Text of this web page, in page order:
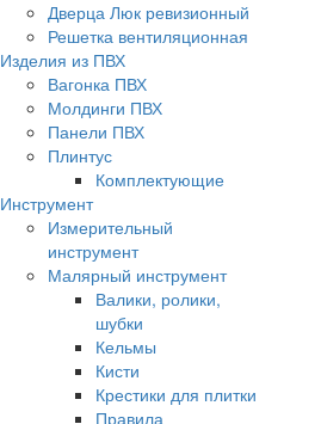
Дверца Люк ревизионный
Решетка вентиляционная
Изделия из ПВХ
Вагонка ПВХ
Молдинги ПВХ
Панели ПВХ
Плинтус
Комплектующие
Инструмент
Измерительный
инструмент
Малярный инструмент
Валики, ролики,
шубки
Кельмы
Кисти
Крестики для плитки
Правила